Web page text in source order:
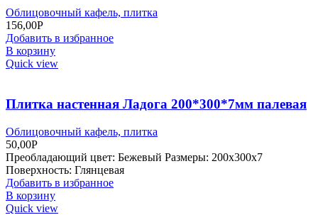
Облицовочный кафель, плитка
156,00Р
Добавить в избранное
В корзину
Quick view
Плитка настенная Ладога 200*300*7мм палевая
Облицовочный кафель, плитка
50,00Р
Преобладающий цвет: Бежевый Размеры: 200х300х7
Поверхность: Глянцевая
Добавить в избранное
В корзину
Quick view